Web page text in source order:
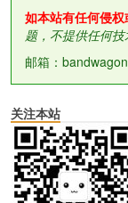
如本站有任何侵
题，不提供任何
邮箱：
关注本站